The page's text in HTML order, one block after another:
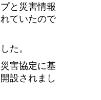
と災害情報
ていたので
た。
害協定に基
設されまし